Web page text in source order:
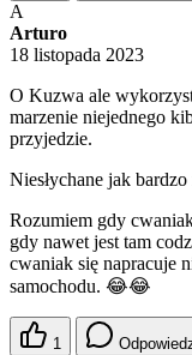
A
Arturo
18 listopada 2023
O Kuzwa ale
marzenie niejednego
przyjedzie.
Niesłychane jak
Rozumiem gdy
gdy nawet jest tam
cwaniak się napracuje
samochodu. 😂😂
1